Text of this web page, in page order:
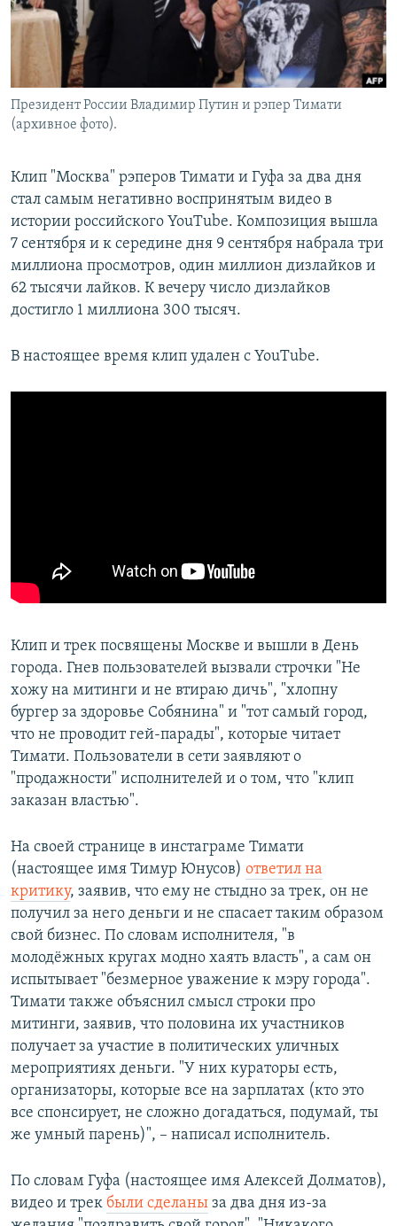
Президент России Владимир Путин и рэпер Тимати
(архивное фото).
Клип "Москва" рэперов Тимати и Гуфа за два дня
стал самым негативно воспринятым видео в
истории российского YouTube. Композиция вышла
7 сентября и к середине дня 9 сентября набрала три
миллиона просмотров, один миллион дизлайков и
62 тысячи лайков. К вечеру число дизлайков
достигло 1 миллиона 300 тысяч.
В настоящее время клип удален с YouTube.
Клип и трек посвящены Москве и вышли в День
города. Гнев пользователей вызвали строчки "Не
хожу на митинги и не втираю дичь", "хлопну
бургер за здоровье Собянина" и "тот самый город,
что не проводит гей-парады", которые читает
Тимати. Пользователи в сети заявляют о
"продажности" исполнителей и о том, что "клип
заказан властью".
На своей странице в инстаграме Тимати
(настоящее имя Тимур Юнусов) ответил на
критику, заявив, что ему не стыдно за трек, он не
получил за него деньги и не спасает таким образом
свой бизнес. По словам исполнителя, "в
молодёжных кругах модно хаять власть", а сам он
испытывает "безмерное уважение к мэру города".
Тимати также объяснил смысл строки про
митинги, заявив, что половина их участников
получает за участие в политических уличных
мероприятиях деньги. "У них кураторы есть,
организаторы, которые все на зарплатах (кто это
все спонсирует, не сложно догадаться, подумай, ты
же умный парень)", – написал исполнитель.
По словам Гуфа (настоящее имя Алексей Долматов),
видео и трек были сделаны за два дня из-за